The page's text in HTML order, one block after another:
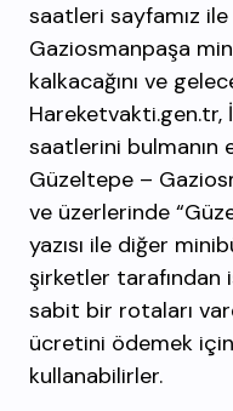
saatleri sayfamız ile
Gaziosmanpaşa
kalkacağını ve
Hareketvakti.gen.tr,
saatlerini bulmanın
Güzeltepe –
ve üzerlerinde
yazısı ile diğer
şirketler tarafından
sabit bir rotaları
ücretini ödemek için
kullanabilirler.